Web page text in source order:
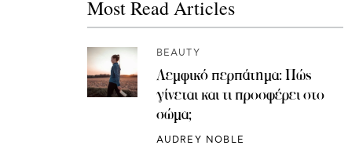
Most Read Articles
BEAUTY
Λεμφικό περπάτημα: Πώς
γίνεται και τι προσφέρει στο
σώμα;
AUDREY NOBLE